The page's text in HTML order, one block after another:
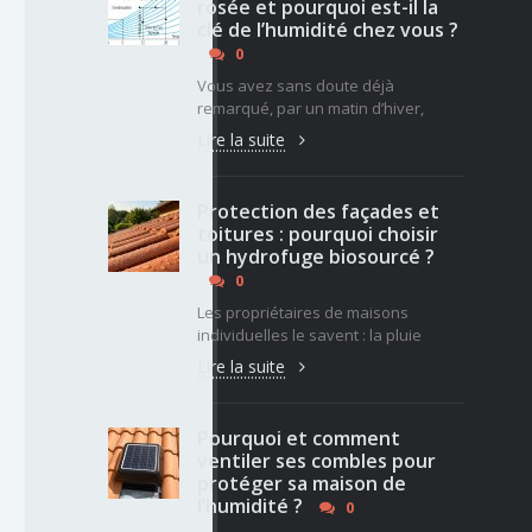
rosée et pourquoi est-il la
clé de l’humidité chez vous ?
0
Vous avez sans doute déjà
remarqué, par un matin d’hiver,
Lire la suite
Protection des façades et
toitures : pourquoi choisir
un hydrofuge biosourcé ?
0
Les propriétaires de maisons
individuelles le savent : la pluie
Lire la suite
Pourquoi et comment
ventiler ses combles pour
protéger sa maison de
l’humidité ?
0